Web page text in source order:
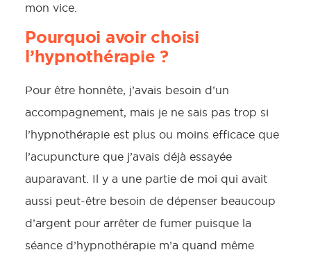
mon vice.
Pourquoi avoir choisi
l’hypnothérapie ?
Pour être honnête, j’avais besoin d’un
accompagnement, mais je ne sais pas trop si
l’hypnothérapie est plus ou moins efficace que
l’acupuncture que j’avais déjà essayée
auparavant. Il y a une partie de moi qui avait
aussi peut-être besoin de dépenser beaucoup
d’argent pour arrêter de fumer puisque la
séance d’hypnothérapie m’a quand même